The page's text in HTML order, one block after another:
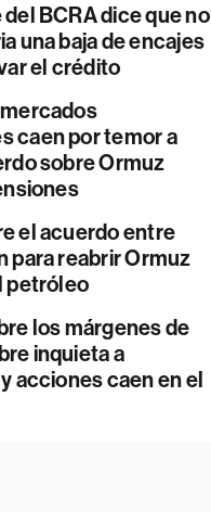
BCRA dice que no
una baja de encajes
el crédito
caen por temor a
sobre Ormuz
el acuerdo entre
para reabrir Ormuz
petróleo
los márgenes de
inquieta a
acciones caen en el